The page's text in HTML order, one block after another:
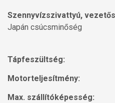
Szennyvízszivattyú,
Japán csúcsminőség
Tápfeszültség:
Motorteljesítmény:
Max. szállítóképesség: